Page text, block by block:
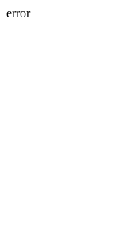
error